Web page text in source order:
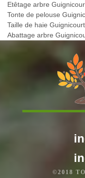
Etêtage arbre
Tonte de pelouse
Taille de haie Guignicourt
Abattage arbre
©2018